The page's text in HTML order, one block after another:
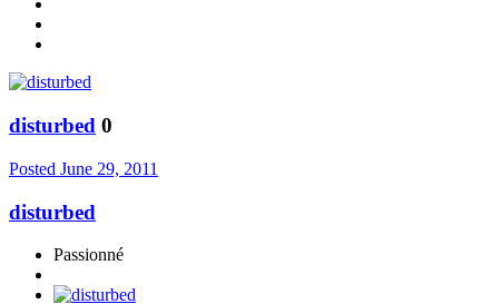
disturbed 0
Posted June 29, 2011
disturbed
Passionné